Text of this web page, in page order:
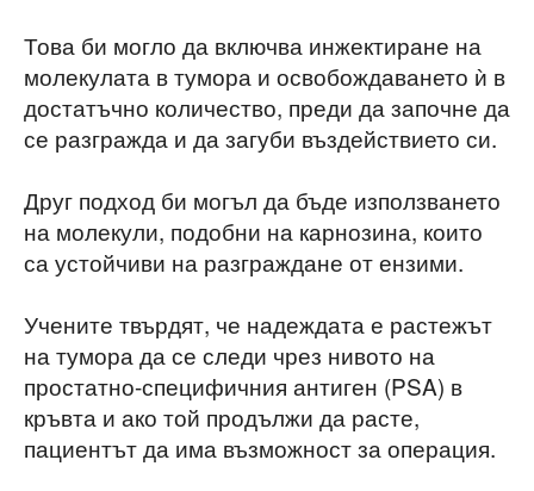
Това би могло да включва инжектиране на
молекулата в тумора и освобождаването ѝ в
достатъчно количество, преди да започне да
се разгражда и да загуби въздействието си.
Друг подход би могъл да бъде използването
на молекули, подобни на карнозина, които
са устойчиви на разграждане от ензими.
Учените твърдят, че надеждата е растежът
на тумора да се следи чрез нивото на
простатно-специфичния антиген (PSA) в
кръвта и ако той продължи да расте,
пациентът да има възможност за операция.